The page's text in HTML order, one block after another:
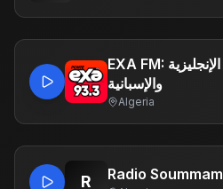
EXA FM: موسيقى البوب ​​باللغتين الإنجليزية
والإسبانية
Algeria
R Radio Soummam